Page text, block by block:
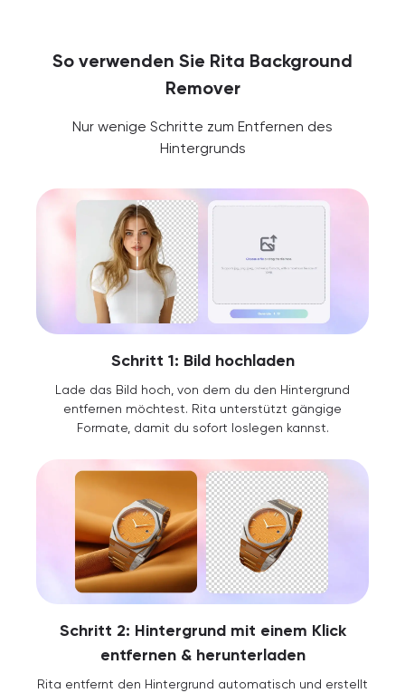
So verwenden Sie Rita Background
Remover
Nur wenige Schritte zum Entfernen des
Hintergrunds
Schritt 1: Bild hochladen
Lade das Bild hoch, von dem du den Hintergrund
entfernen möchtest. Rita unterstützt gängige
Formate, damit du sofort loslegen kannst.
Schritt 2: Hintergrund mit einem Klick
entfernen & herunterladen
Rita entfernt den Hintergrund automatisch und erstellt